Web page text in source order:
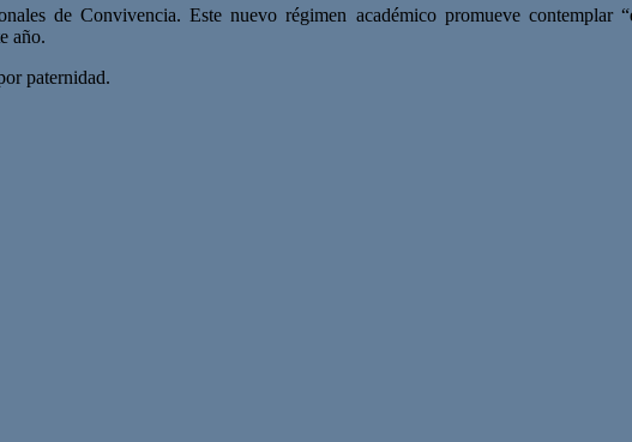
de Convivencia. Este nuevo régimen académico promueve contemplar
año.
paternidad.